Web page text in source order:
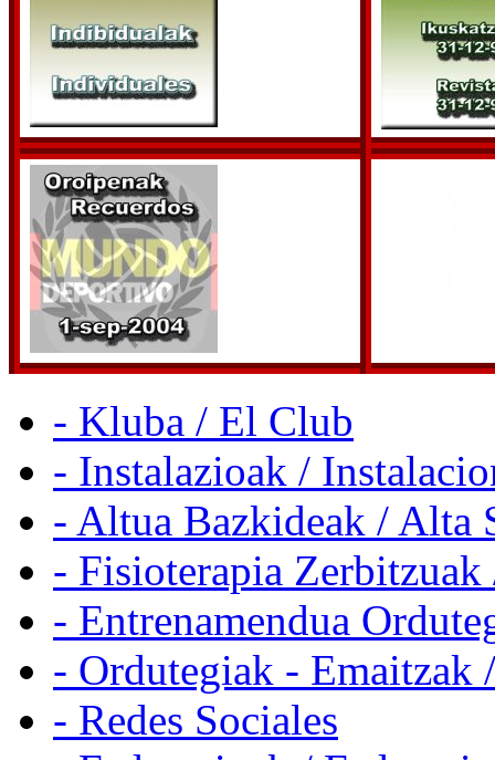
- Kluba / El Club
- Instalazioak /
- Altua Bazkideak / Alta
- Fisioterapia
- Entrenamendua
- Ordutegiak - Emaitzak
- Redes Sociales